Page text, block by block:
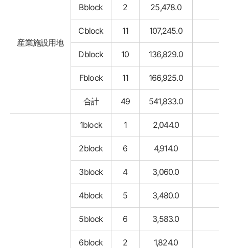
産業施設用地
Bblock 2 25,478.0
Cblock 11 107,245.0
Dblock 10 136,829.0
Fblock 11 166,925.0
合計 49 541,833.0
1block 1 2,044.0
2block 6 4,914.0
3block 4 3,060.0
4block 5 3,480.0
5block 6 3,583.0
6block 2 1,824.0